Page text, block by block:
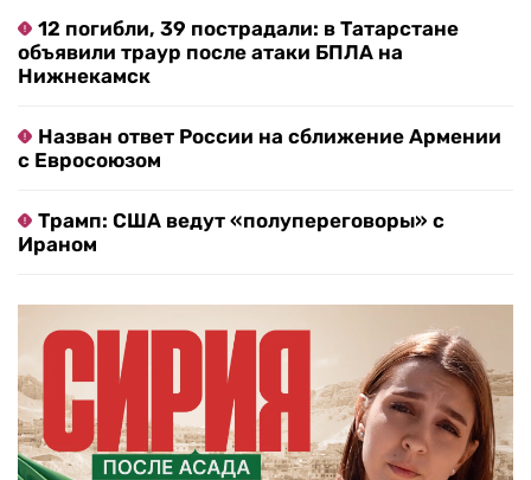
12 погибли, 39 пострадали: в Татарстане
объявили траур после атаки БПЛА на
Нижнекамск
Назван ответ России на сближение Армении
с Евросоюзом
Трамп: США ведут «полупереговоры» с
Ираном